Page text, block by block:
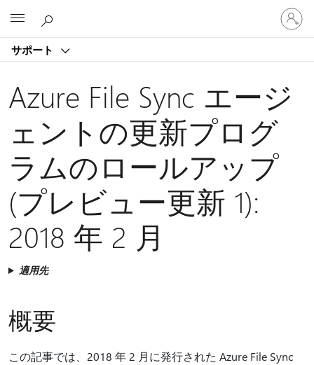
サポート
ア
カ
ウ
サ
イ
ン
ン
Azure File Sync エージ
ェントの更新プログ
ラムのロールアップ
(プレビュー更新 1):
2018 年 2 月
適用先
概要
この記事では、2018 年 2 月に発行された Azure File Sync